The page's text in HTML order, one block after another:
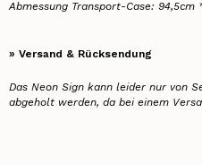
Abmessung Transport-Case: 94,5cm
» Versand & Rücksendung
Das Neon Sign kann leider nur von
abgeholt werden, da bei einem